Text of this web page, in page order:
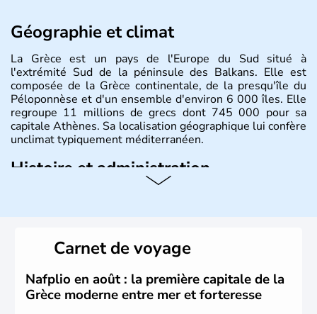
Géographie et climat
La Grèce est un pays de l'Europe du Sud situé à
l'extrémité Sud de la péninsule des Balkans. Elle est
composée de la Grèce continentale, de la presqu'île du
Péloponnèse et d'un ensemble d'environ 6 000 îles. Elle
regroupe 11 millions de grecs dont 745 000 pour sa
capitale Athènes. Sa localisation géographique lui confère
unclimat typiquement méditerranéen.
Histoire et administration
l'invention des Jeux Olympiques en 776 avant J.C. Le 25
mars 1820 sonne le début de la Guerre d'indépendance,
aujourd'hui date de la fête nationale grecque. La Grèce
est définitivement reconnue comme état indépendant à
partir de 1830.
Carnet de voyage
Nafplio en août : la première capitale de la
Grèce moderne entre mer et forteresse